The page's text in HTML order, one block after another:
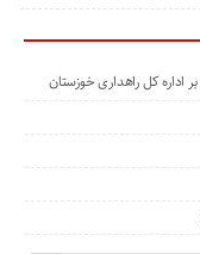
اداره کل راهداری خوزستان